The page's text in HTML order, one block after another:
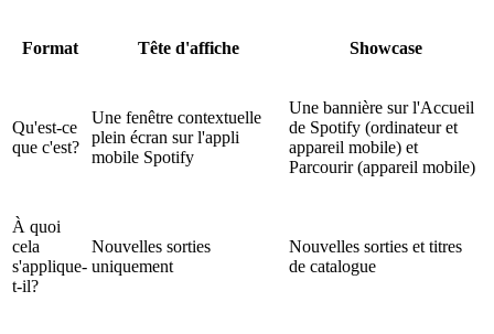
Format Tête d'affiche Showcase
Qu'est-ce
que c'est?
Une fenêtre contextuelle
plein écran sur l'appli
mobile Spotify
Une bannière sur l'Accueil
de Spotify (ordinateur et
appareil mobile) et
Parcourir (appareil mobile)
À quoi
cela
s'applique-
t-il?
Nouvelles sorties
uniquement
Nouvelles sorties et titres
de catalogue